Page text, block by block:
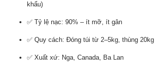
khẩu)
✅ Tỷ lệ nạc: 90% – ít mỡ, ít gân
✅ Quy cách: Đóng túi từ 2–5kg, thùng 20kg
✅ Xuất xứ: Nga, Canada, Ba Lan